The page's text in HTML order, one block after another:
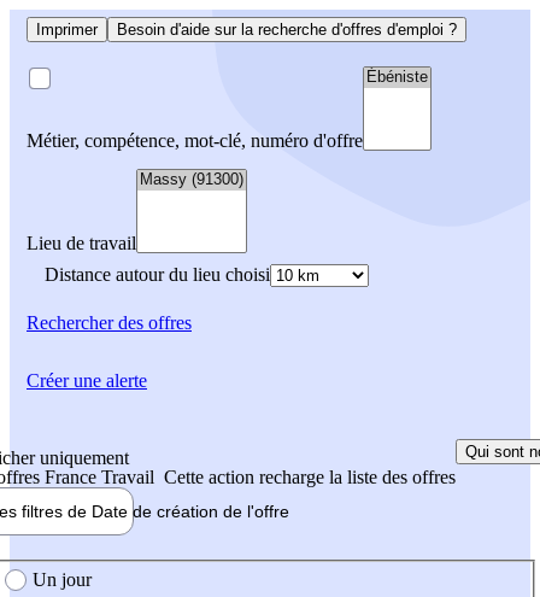
Imprimer Besoin d'aide sur la recherche d'offres d'emploi ?
Métier, compétence, mot-clé, numéro d'offre
Lieu de travail
Distance autour du lieu choisi
Rechercherdes offres
uniquement
France Travail Cette action recharge la liste des offres
Qui sont
filtres de Date de création de l'offre
création de l'offre
Un jour
Créer une alerte